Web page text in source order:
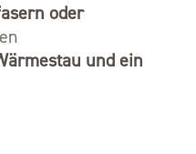
oder
und ein